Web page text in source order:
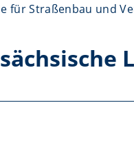
für Straßenbau und